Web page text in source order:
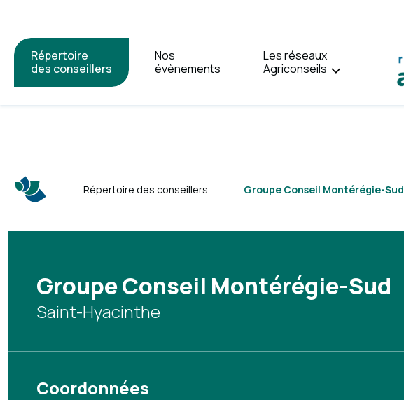
Répertoire
des conseillers
Nos
évènements
Les réseaux
Agriconseils
Répertoire des conseillers Groupe Conseil Montérégie-Sud
Groupe Conseil Montérégie-Sud
Saint-Hyacinthe
Coordonnées